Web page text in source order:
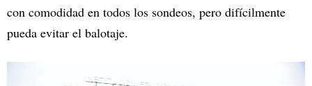
con comodidad en todos los sondeos, pero difícilmente
pueda evitar el balotaje.